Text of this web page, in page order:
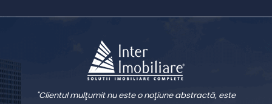
"Clientul mulţumit nu este o noţiune abstractă, este